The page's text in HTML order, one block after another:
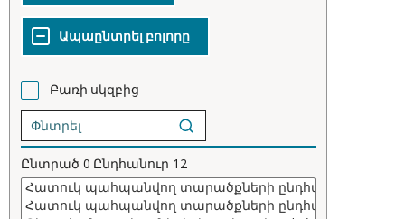
Բառի սկզբից
Ընտրած 0 Ընդհանուր 12